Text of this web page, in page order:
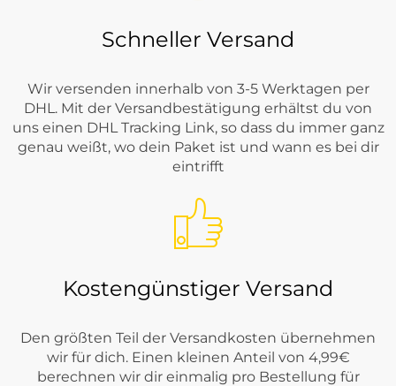
Schneller Versand
Wir versenden innerhalb von 3-5 Werktagen per
DHL. Mit der Versandbestätigung erhältst du von
uns einen DHL Tracking Link, so dass du immer ganz
genau weißt, wo dein Paket ist und wann es bei dir
eintrifft
Kostengünstiger Versand
Den größten Teil der Versandkosten übernehmen
wir für dich. Einen kleinen Anteil von 4,99€
berechnen wir dir einmalig pro Bestellung für